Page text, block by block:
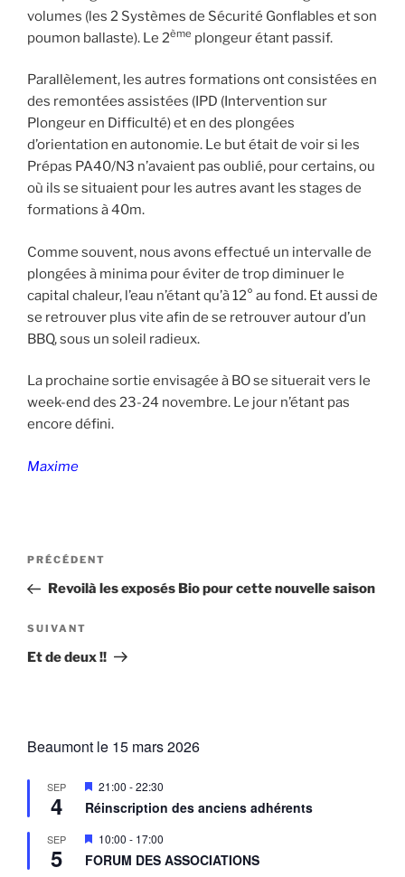
volumes (les 2 Systèmes de Sécurité Gonflables et son
poumon ballaste). Le 2ème plongeur étant passif.
Parallèlement, les autres formations ont consistées en
des remontées assistées (IPD (Intervention sur
Plongeur en Difficulté) et en des plongées
d’orientation en autonomie. Le but était de voir si les
Prépas PA40/N3 n’avaient pas oublié, pour certains, ou
où ils se situaient pour les autres avant les stages de
formations à 40m.
Comme souvent, nous avons effectué un intervalle de
plongées à minima pour éviter de trop diminuer le
capital chaleur, l’eau n’étant qu’à 12° au fond. Et aussi de
se retrouver plus vite afin de se retrouver autour d’un
BBQ, sous un soleil radieux.
La prochaine sortie envisagée à BO se situerait vers le
week-end des 23-24 novembre. Le jour n’étant pas
encore défini.
Maxime
Navigation
l’article
Article
précédent
PRÉCÉDENT
Revoilà les exposés Bio pour cette nouvelle saison
Article
suivant
SUIVANT
Et de deux !!
Beaumont le 15 mars 2026
SEP
4
M
i
s
n
a
21:00 -22:30
Réinscription des anciens adhérents
SEP
5
M
i
s
10:00 - 17:00
FORUM DES ASSOCIATIONS